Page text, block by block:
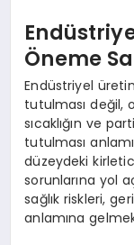
Öneme
Endüstriyel
tutulması değil,
sıcaklığın ve
tutulması
düzeydeki
sorunlarına yol
sağlık riskleri,
anlamına